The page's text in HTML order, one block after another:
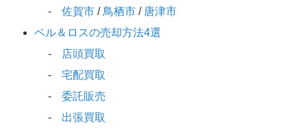
佐賀市 / 鳥栖市 / 唐津市
ベル＆ロスの売却方法4選
店頭買取
宅配買取
委託販売
出張買取